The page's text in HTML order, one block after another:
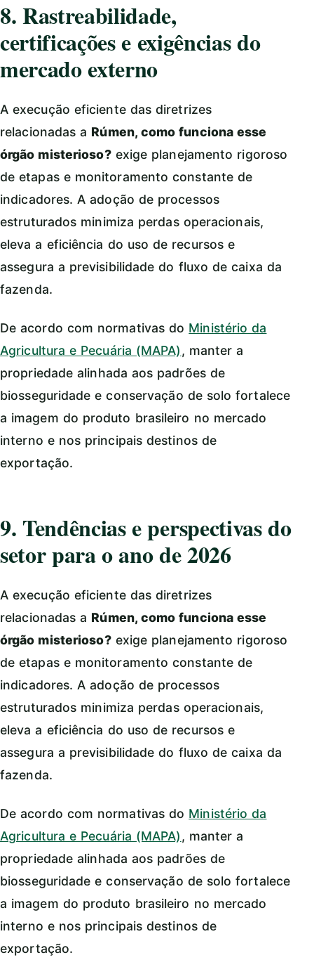
8. Rastreabilidade,
certificações e exigências do
mercado externo
A execução eficiente das diretrizes
relacionadas a Rúmen, como funciona esse
órgão misterioso?exige planejamento rigoroso
de etapas e monitoramento constante de
indicadores. A adoção de processos
estruturados minimiza perdas operacionais,
eleva a eficiência do uso de recursos e
assegura a previsibilidade do fluxo de caixa da
fazenda.
De acordo com normativas do Ministério da
Agricultura e Pecuária (MAPA), manter a
propriedade alinhada aos padrões de
biosseguridade e conservação de solo fortalece
a imagem do produto brasileiro no mercado
interno e nos principais destinos de
exportação.
9. Tendências e perspectivas do
setor para o ano de 2026
A execução eficiente das diretrizes
relacionadas a Rúmen, como funciona esse
órgão misterioso?exige planejamento rigoroso
de etapas e monitoramento constante de
indicadores. A adoção de processos
estruturados minimiza perdas operacionais,
eleva a eficiência do uso de recursos e
assegura a previsibilidade do fluxo de caixa da
fazenda.
De acordo com normativas do Ministério da
Agricultura e Pecuária (MAPA), manter a
propriedade alinhada aos padrões de
biosseguridade e conservação de solo fortalece
a imagem do produto brasileiro no mercado
interno e nos principais destinos de
exportação.